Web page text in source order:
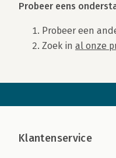
Probeer eens
Probeer een
Zoek in al onze
Klantenservice